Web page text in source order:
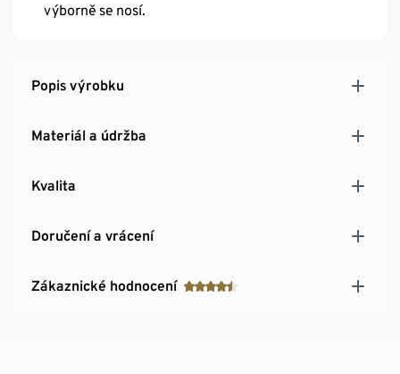
výborně se nosí.
Popis výrobku
Materiál a údržba
Kvalita
Doručení a vrácení
Zákaznické hodnocení